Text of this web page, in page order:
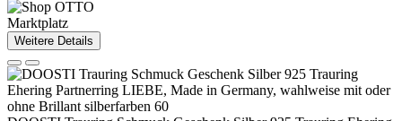
Marktplatz
Weitere Details